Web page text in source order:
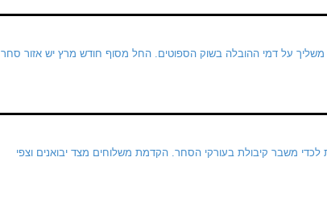
על דמי ההובלה בשוק הספוטים. החל מסוף חודש מרץ יש אזור סחר
משבר קיבולת בעורקי הסחר. הקדמת משלוחים מצד יבואנים וצפי